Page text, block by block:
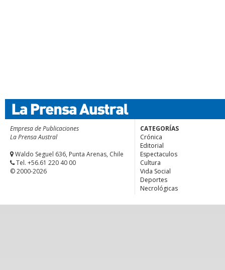
Empresa de Publicaciones
La Prensa Austral
Waldo Seguel 636, Punta Arenas, Chile
Tel. +56.61 220 40 00
© 2000-2026
CATEGORÍAS
Crónica
Editorial
Espectaculos
Cultura
Vida Social
Deportes
Necrológicas